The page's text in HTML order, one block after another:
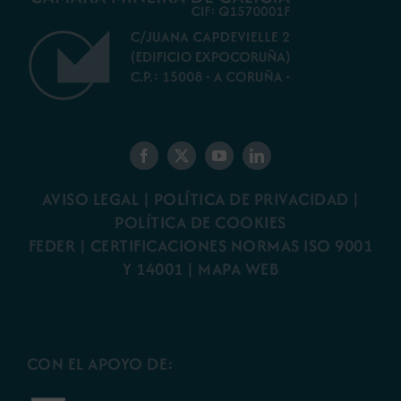
AVISO LEGAL | POLÍTICA DE PRIVACIDAD |
POLÍTICA DE COOKIES
FEDER | CERTIFICACIONES NORMAS ISO 9001
Y 14001 | MAPA WEB
CON EL APOYO DE: